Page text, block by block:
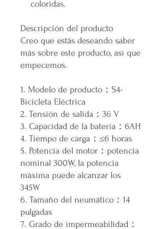
coloridas.
Descripción del producto
Creo que estás deseando saber
más sobre este producto, así que
empecemos.
1. Modelo de producto：S4-
Bicicleta Eléctrica
2. Tensión de salida：36 V
3. Capacidad de la batería：6AH
4. Tiempo de carga：≤6 horas
5. Potencia del motor：potencia
nominal 300W, la potencia
máxima puede alcanzar los
345W
6. Tamaño del neumático：14
pulgadas
7. Grado de impermeabilidad：